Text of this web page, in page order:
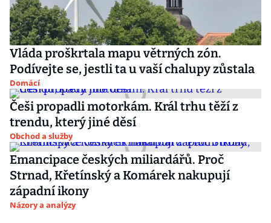
Vláda proškrtala mapu větrných zón.
Podívejte se, jestli ta u vaší chalupy zůstala
Domácí
Češi propadli motorkám. Král trhu těží z
trendu, který jiné děsí
Obchod a služby
Emancipace českých miliardářů. Proč
Strnad, Křetínský a Komárek nakupují
západní ikony
Názory a analýzy